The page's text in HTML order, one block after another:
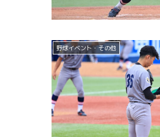
野球イベント・その他